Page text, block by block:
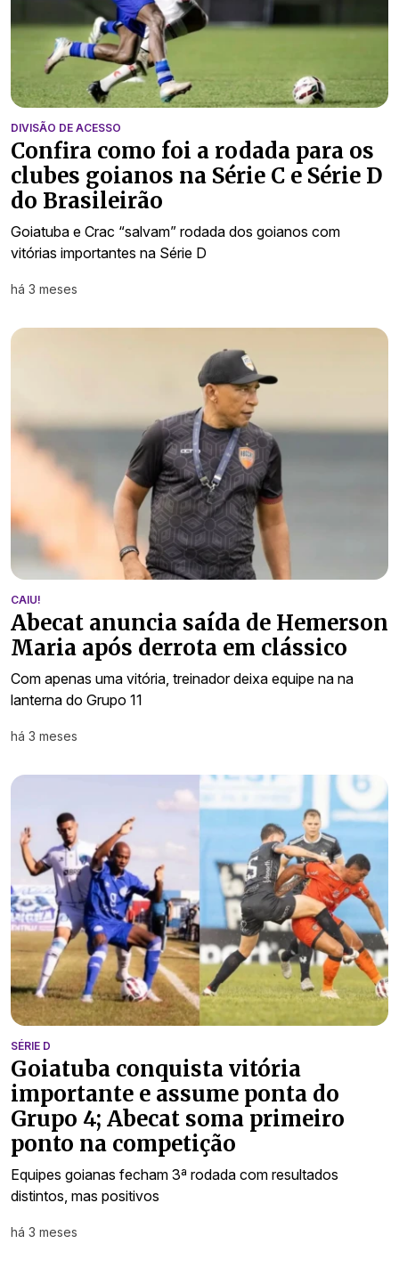
DIVISÃO DE ACESSO
Confira como foi a rodada para os
clubes goianos na Série C e Série D
do Brasileirão
Goiatuba e Crac “salvam” rodada dos goianos com
vitórias importantes na Série D
há 3 meses
CAIU!
Abecat anuncia saída de Hemerson
Maria após derrota em clássico
Com apenas uma vitória, treinador deixa equipe na na
lanterna do Grupo 11
há 3 meses
SÉRIE D
Goiatuba conquista vitória
importante e assume ponta do
Grupo 4; Abecat soma primeiro
ponto na competição
Equipes goianas fecham 3ª rodada com resultados
distintos, mas positivos
há 3 meses